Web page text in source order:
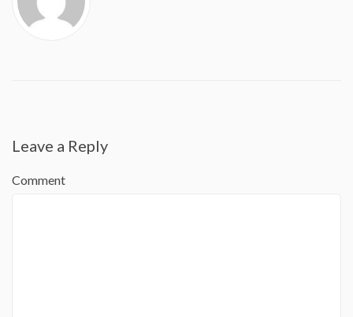
Leave a Reply
Comment